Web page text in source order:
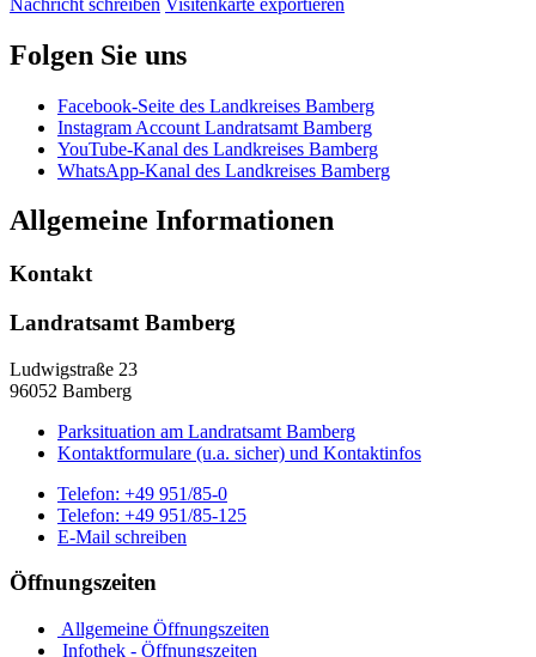
Folgen Sie uns
Facebook-Seite des Landkreises Bamberg
Instagram Account Landratsamt Bamberg
YouTube-Kanal des Landkreises Bamberg
WhatsApp-Kanal des Landkreises Bamberg
Allgemeine Informationen
Kontakt
Landratsamt Bamberg
Ludwigstraße 23
96052 Bamberg
Parksituation am Landratsamt Bamberg
Kontaktformulare (u.a. sicher) und Kontaktinfos
Telefon: +49 951/85-0
Telefon: +49 951/85-125
E-Mail schreiben
Öffnungszeiten
Allgemeine Öffnungszeiten
Infothek - Öffnungszeiten